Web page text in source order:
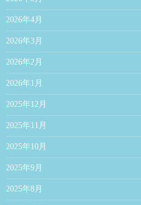
2026年4月
2026年3月
2026年2月
2026年1月
2025年12月
2025年11月
2025年10月
2025年9月
2025年8月